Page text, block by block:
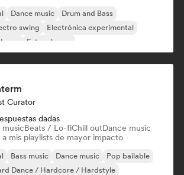
Dance music
Drum and Bass
swing
Electrónica experimental
Future house
Curator
dadas
musicBeats / Lo-fiChill outDance music
mis playlists de mayor impacto
Bass music Dance music
Pop bailable
Dance / Hardcore / Hardstyle